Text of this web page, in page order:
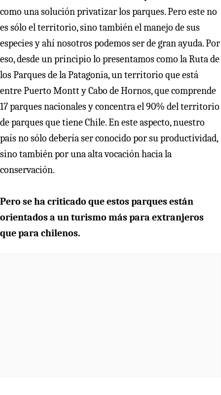
como una solución privatizar los parques. Pero este no
es sólo el territorio, sino también el manejo de sus
especies y ahí nosotros podemos ser de gran ayuda. Por
eso, desde un principio lo presentamos como la Ruta de
los Parques de la Patagonia, un territorio que está
entre Puerto Montt y Cabo de Hornos, que comprende
17 parques nacionales y concentra el 90% del territorio
de parques que tiene Chile. En este aspecto, nuestro
país no sólo debería ser conocido por su productividad,
sino también por una alta vocación hacia la
conservación.
Pero se ha criticado que estos parques están
orientados a un turismo más para extranjeros
que para chilenos.